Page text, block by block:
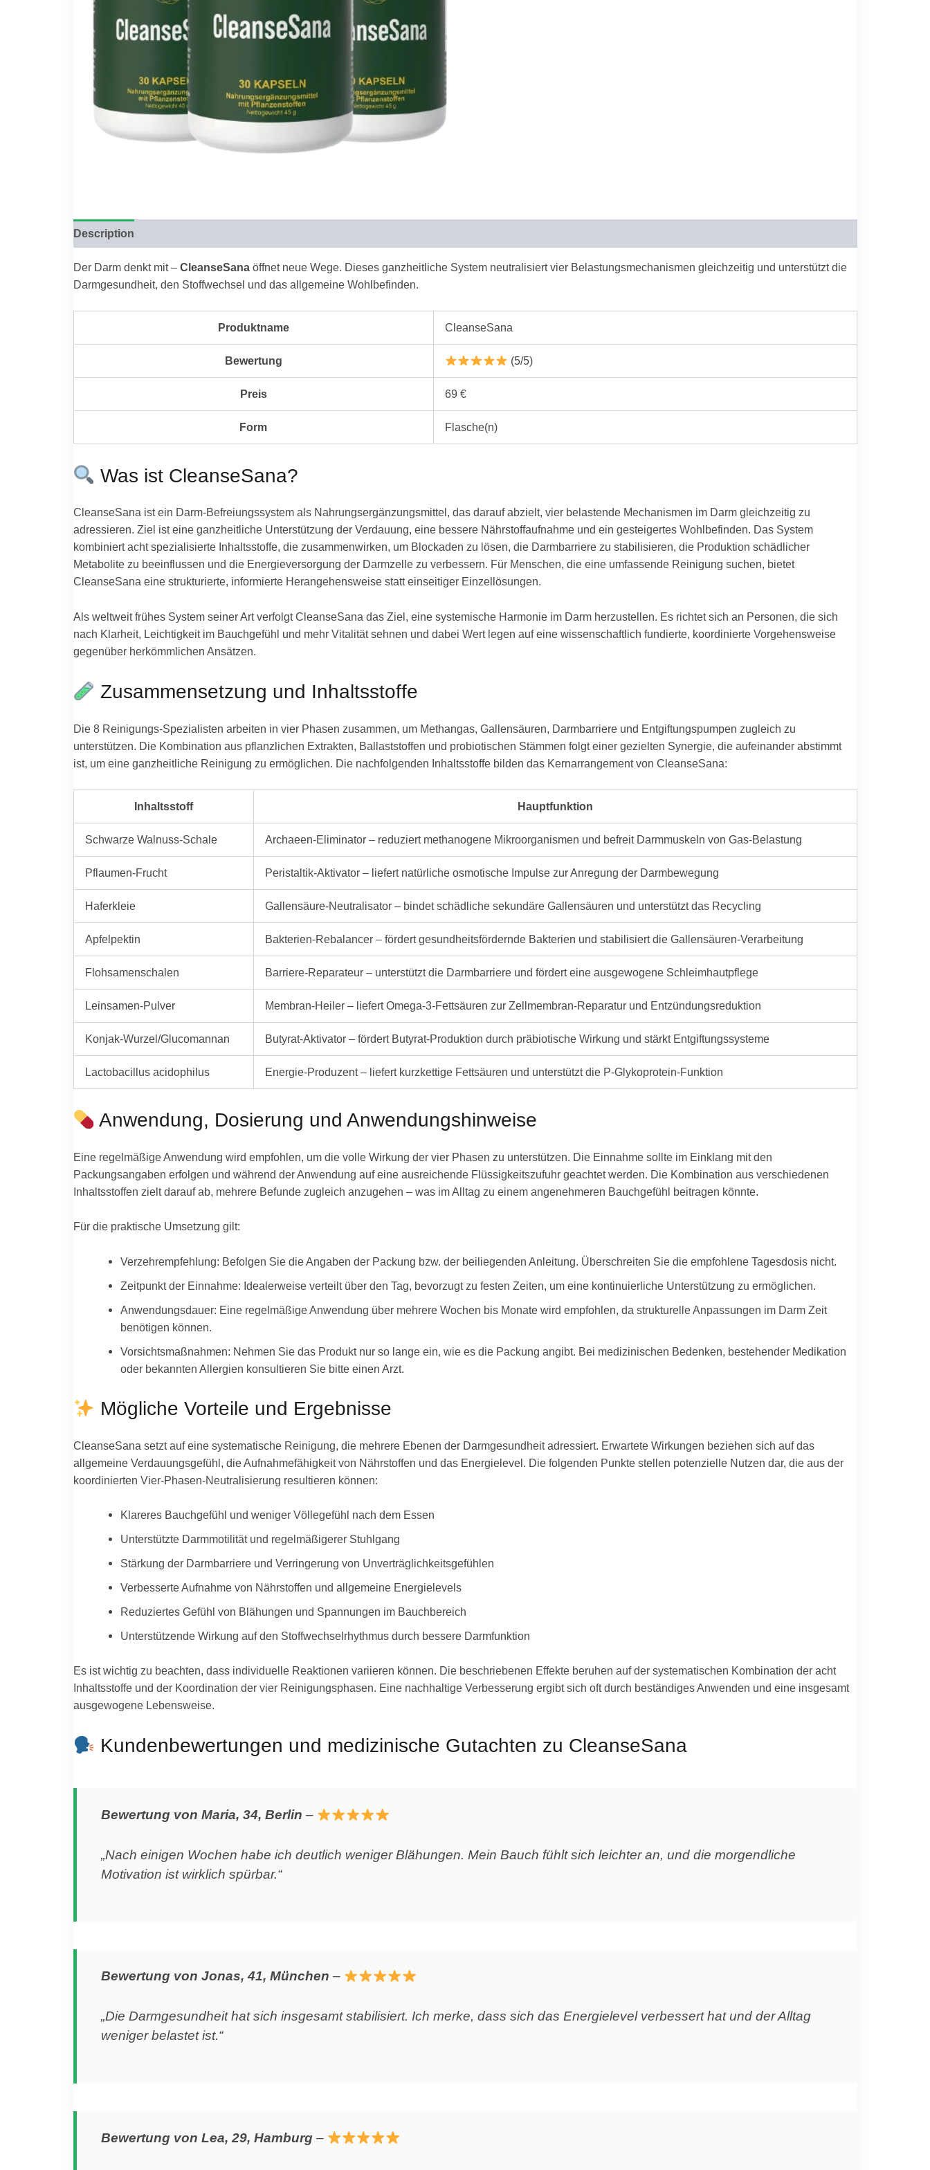
Description
Der Darm denkt mit – CleanseSanaöffnet neue Wege. Dieses ganzheitliche System neutralisiert vier Belastungsmechanismen gleichzeitig und unterstützt die
Darmgesundheit, den Stoffwechsel und das allgemeine Wohlbefinden.
Produktname CleanseSana
Bewertung (5/5)
Preis 69 €
Form Flasche(n)
Was ist CleanseSana?
CleanseSana ist ein Darm-Befreiungssystem als Nahrungsergänzungsmittel, das darauf abzielt, vier belastende Mechanismen im Darm gleichzeitig zu
adressieren. Ziel ist eine ganzheitliche Unterstützung der Verdauung, eine bessere Nährstoffaufnahme und ein gesteigertes Wohlbefinden. Das System
kombiniert acht spezialisierte Inhaltsstoffe, die zusammenwirken, um Blockaden zu lösen, die Darmbarriere zu stabilisieren, die Produktion schädlicher
Metabolite zu beeinflussen und die Energieversorgung der Darmzelle zu verbessern. Für Menschen, die eine umfassende Reinigung suchen, bietet
CleanseSana eine strukturierte, informierte Herangehensweise statt einseitiger Einzellösungen.
Als weltweit frühes System seiner Art verfolgt CleanseSana das Ziel, eine systemische Harmonie im Darm herzustellen. Es richtet sich an Personen, die sich
nach Klarheit, Leichtigkeit im Bauchgefühl und mehr Vitalität sehnen und dabei Wert legen auf eine wissenschaftlich fundierte, koordinierte Vorgehensweise
gegenüber herkömmlichen Ansätzen.
Zusammensetzung und Inhaltsstoffe
Die 8 Reinigungs-Spezialisten arbeiten in vier Phasen zusammen, um Methangas, Gallensäuren, Darmbarriere und Entgiftungspumpen zugleich zu
unterstützen. Die Kombination aus pflanzlichen Extrakten, Ballaststoffen und probiotischen Stämmen folgt einer gezielten Synergie, die aufeinander abstimmt
ist, um eine ganzheitliche Reinigung zu ermöglichen. Die nachfolgenden Inhaltsstoffe bilden das Kernarrangement von CleanseSana:
Inhaltsstoff Hauptfunktion
Schwarze Walnuss-Schale Archaeen-Eliminator – reduziert methanogene Mikroorganismen und befreit Darmmuskeln von Gas-Belastung
Pflaumen-Frucht Peristaltik-Aktivator – liefert natürliche osmotische Impulse zur Anregung der Darmbewegung
Haferkleie Gallensäure-Neutralisator – bindet schädliche sekundäre Gallensäuren und unterstützt das Recycling
Apfelpektin Bakterien-Rebalancer – fördert gesundheitsfördernde Bakterien und stabilisiert die Gallensäuren-Verarbeitung
Flohsamenschalen Barriere-Reparateur – unterstützt die Darmbarriere und fördert eine ausgewogene Schleimhautpflege
Leinsamen-Pulver Membran-Heiler – liefert Omega-3-Fettsäuren zur Zellmembran-Reparatur und Entzündungsreduktion
Konjak-Wurzel/Glucomannan Butyrat-Aktivator – fördert Butyrat-Produktion durch präbiotische Wirkung und stärkt Entgiftungssysteme
Lactobacillus acidophilus Energie-Produzent – liefert kurzkettige Fettsäuren und unterstützt die P-Glykoprotein-Funktion
Anwendung, Dosierung und Anwendungshinweise
Eine regelmäßige Anwendung wird empfohlen, um die volle Wirkung der vier Phasen zu unterstützen. Die Einnahme sollte im Einklang mit den
Packungsangaben erfolgen und während der Anwendung auf eine ausreichende Flüssigkeitszufuhr geachtet werden. Die Kombination aus verschiedenen
Inhaltsstoffen zielt darauf ab, mehrere Befunde zugleich anzugehen – was im Alltag zu einem angenehmeren Bauchgefühl beitragen könnte.
Für die praktische Umsetzung gilt:
Verzehrempfehlung: Befolgen Sie die Angaben der Packung bzw. der beiliegenden Anleitung. Überschreiten Sie die empfohlene Tagesdosis nicht.
Zeitpunkt der Einnahme: Idealerweise verteilt über den Tag, bevorzugt zu festen Zeiten, um eine kontinuierliche Unterstützung zu ermöglichen.
Anwendungsdauer: Eine regelmäßige Anwendung über mehrere Wochen bis Monate wird empfohlen, da strukturelle Anpassungen im Darm Zeit
benötigen können.
Vorsichtsmaßnahmen: Nehmen Sie das Produkt nur so lange ein, wie es die Packung angibt. Bei medizinischen Bedenken, bestehender Medikation
oder bekannten Allergien konsultieren Sie bitte einen Arzt.
Mögliche Vorteile und Ergebnisse
CleanseSana setzt auf eine systematische Reinigung, die mehrere Ebenen der Darmgesundheit adressiert. Erwartete Wirkungen beziehen sich auf das
allgemeine Verdauungsgefühl, die Aufnahmefähigkeit von Nährstoffen und das Energielevel. Die folgenden Punkte stellen potenzielle Nutzen dar, die aus der
koordinierten Vier-Phasen-Neutralisierung resultieren können:
Klareres Bauchgefühl und weniger Völlegefühl nach dem Essen
Unterstützte Darmmotilität und regelmäßigerer Stuhlgang
Stärkung der Darmbarriere und Verringerung von Unverträglichkeitsgefühlen
Verbesserte Aufnahme von Nährstoffen und allgemeine Energielevels
Reduziertes Gefühl von Blähungen und Spannungen im Bauchbereich
Unterstützende Wirkung auf den Stoffwechselrhythmus durch bessere Darmfunktion
Es ist wichtig zu beachten, dass individuelle Reaktionen variieren können. Die beschriebenen Effekte beruhen auf der systematischen Kombination der acht
Inhaltsstoffe und der Koordination der vier Reinigungsphasen. Eine nachhaltige Verbesserung ergibt sich oft durch beständiges Anwenden und eine insgesamt
ausgewogene Lebensweise.
Kundenbewertungen und medizinische Gutachten zu CleanseSana
Bewertung von Maria, 34, Berlin –
„Nach einigen Wochen habe ich deutlich weniger Blähungen. Mein Bauch fühlt sich leichter an, und die morgendliche
Motivation ist wirklich spürbar.“
Bewertung von Jonas, 41, München –
„Die Darmgesundheit hat sich insgesamt stabilisiert. Ich merke, dass sich das Energielevel verbessert hat und der Alltag
weniger belastet ist.“
Bewertung von Lea, 29, Hamburg–